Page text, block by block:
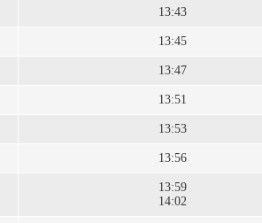
13:43
13:45
13:47
13:51
13:53
13:56
13:59
14:02